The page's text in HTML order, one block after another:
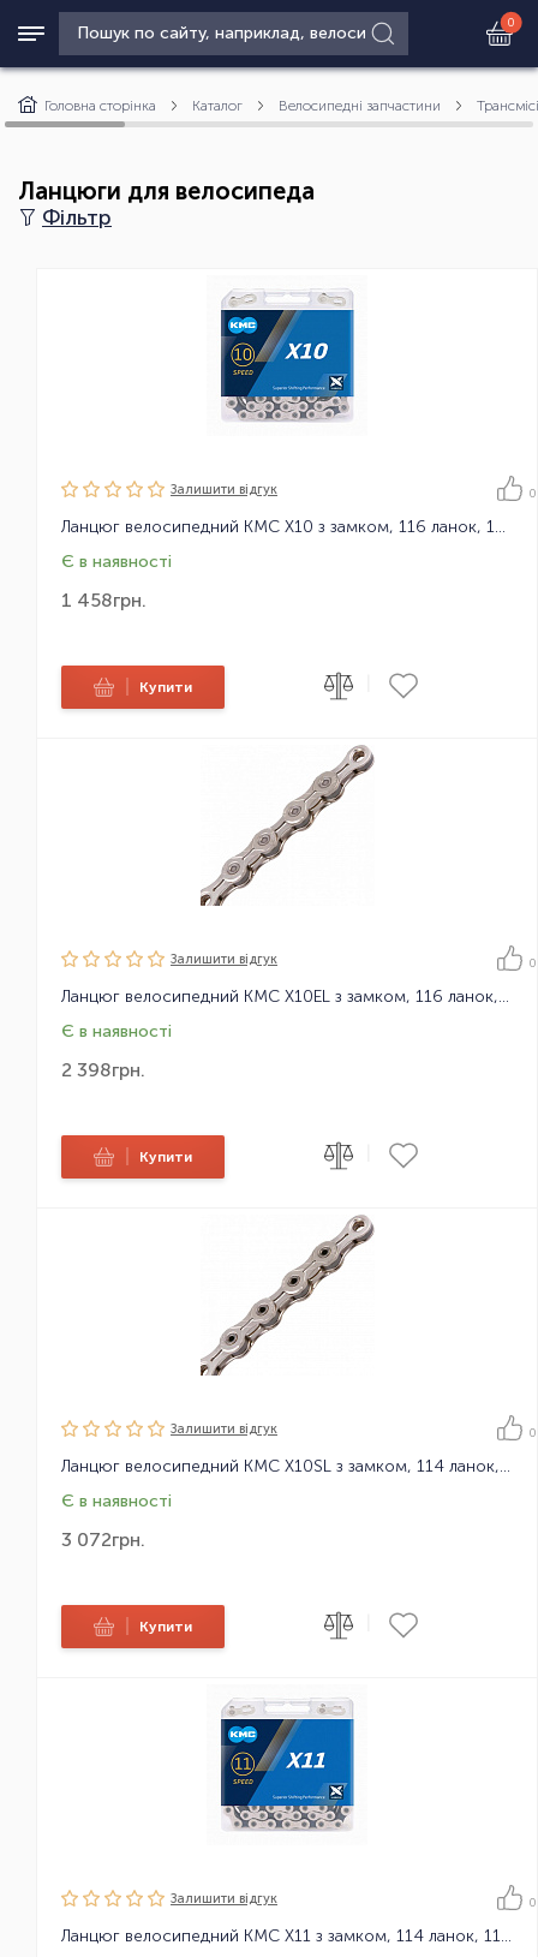
0
Головна сторінка Каталог Велосипедні запчастини
Ланцюги для велосипеда
Фільтр
Залишити вiдгук 0
Ланцюг велосипедний KMC X10 з замком, 116 ланок, 10 зірок
Є в наявності
1 458грн.
Купити
Залишити вiдгук 0
Ланцюг велосипедний KMC X10EL з замком, 116 ланок, 10 зірок
Є в наявності
2 398грн.
Купити
Залишити вiдгук 0
Ланцюг велосипедний KMC X10SL з замком, 114 ланок, 10 зірок
Є в наявності
3 072грн.
Купити
Залишити вiдгук 0
Ланцюг велосипедний KMC X11 з замком, 114 ланок, 11 зірок